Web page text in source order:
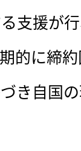
支援が
的に締
き自国